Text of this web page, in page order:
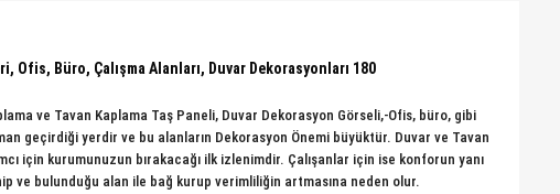
Ofis, Büro, Çalışma Alanları, Duvar Dekorasyonları 180
ve Tavan Kaplama Taş Paneli, Duvar Dekorasyon Görseli,-Ofis, büro, gibi
geçirdiği yerdir ve bu alanların Dekorasyon Önemi büyüktür. Duvar ve Tavan
için kurumunuzun bırakacağı ilk izlenimdir. Çalışanlar için ise konforun yanı
ve bulunduğu alan ile bağ kurup verimliliğin artmasına neden olur.